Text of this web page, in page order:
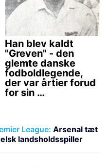
League: Arsenal tæt
landsholdsspiller